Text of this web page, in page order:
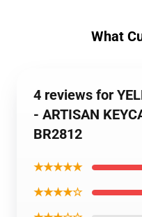
What
4 reviews for
- ARTISAN
BR2812
★★★★★
★★★★☆